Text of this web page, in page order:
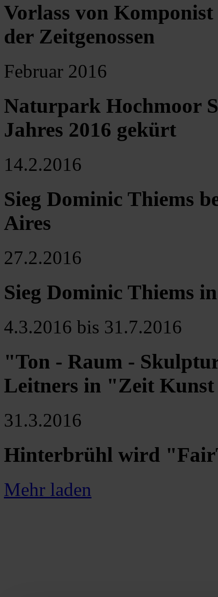
Vorlass von
der Zeitgenossen
Februar 2016
Naturpark Hochmoor
Jahres 2016 gekürt
14.2.2016
Sieg Dominic Thiems
Aires
27.2.2016
Sieg Dominic Thiems
4.3.2016 bis 31.7.2016
"Ton - Raum -
Leitners in "Zeit
31.3.2016
Hinterbrühl wird
Mehr laden